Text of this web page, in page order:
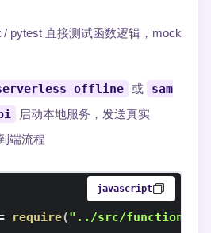
/ pytest 直接测试函数逻辑，mock
offline 或
sam
启动本地服务，发送真实
端流程
javascript
require("../src/functions/